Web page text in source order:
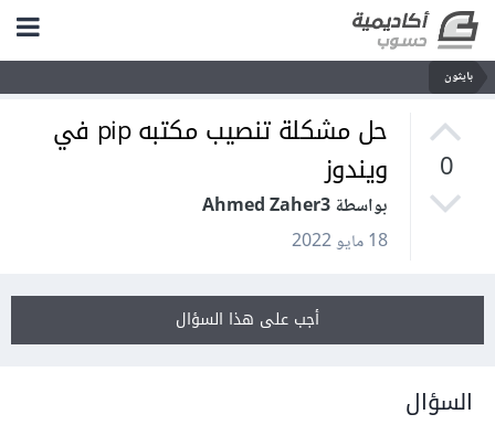
بايثون
0
حل مشكلة تنصيب مكتبه pip في
ويندوز
بواسطة Ahmed Zaher3
18 مايو 2022
أجب على هذا السؤال
السؤال